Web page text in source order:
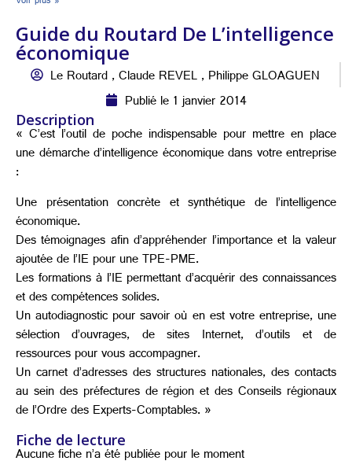
Guide du Routard De L’intelligence
économique
Le Routard , Claude REVEL , Philippe GLOAGUEN
Publié le 1 janvier 2014
Description
« C’est l’outil de poche indispensable pour mettre en place
une démarche d’intelligence économique dans votre entreprise
:
Une présentation concrète et synthétique de l’intelligence
économique.
Des témoignages afin d’appréhender l’importance et la valeur
ajoutée de l’IE pour une TPE-PME.
Les formations à l’IE permettant d’acquérir des connaissances
et des compétences solides.
Un autodiagnostic pour savoir où en est votre entreprise, une
sélection d’ouvrages, de sites Internet, d’outils et de
ressources pour vous accompagner.
Un carnet d’adresses des structures nationales, des contacts
au sein des préfectures de région et des Conseils régionaux
de l’Ordre des Experts-Comptables. »
Fiche de lecture
Aucune fiche n’a été publiée pour le moment